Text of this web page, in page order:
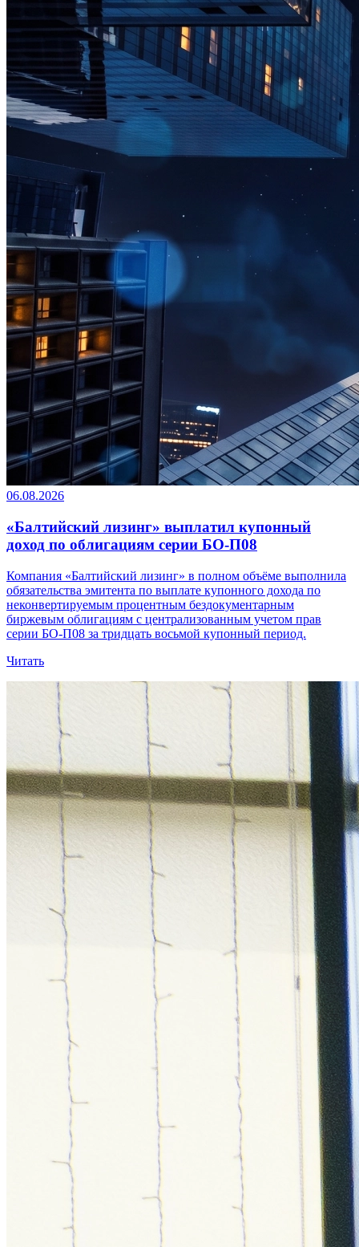
06.08.2026
«Балтийский лизинг» выплатил купонный
доход по облигациям серии БО-П08
Компания «Балтийский лизинг» в полном объёме выполнила
обязательства эмитента по выплате купонного дохода по
неконвертируемым процентным бездокументарным
биржевым облигациям с централизованным учетом прав
серии БО-П08 за тридцать восьмой купонный период.
Читать